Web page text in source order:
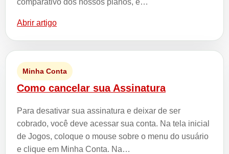
comparativo dos nossos planos, é…
Abrir artigo
Minha Conta
Como cancelar sua Assinatura
Para desativar sua assinatura e deixar de ser
cobrado, você deve acessar sua conta. Na tela inicial
de Jogos, coloque o mouse sobre o menu do usuário
e clique em Minha Conta. Na…